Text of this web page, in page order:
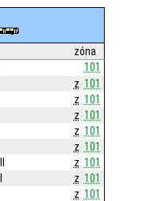
zóna
101
z 101
z 101
z 101
z 101
z 101
z 101
z 101
z 101